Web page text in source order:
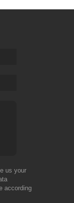
us your
according